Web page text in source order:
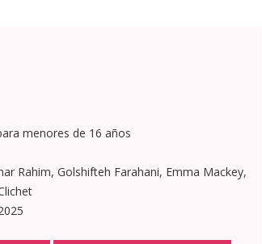
menores de 16 años
Rahim, Golshifteh Farahani, Emma Mackey,